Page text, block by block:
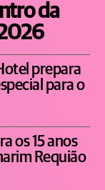
da
prepara
para o
os 15 anos
Requião